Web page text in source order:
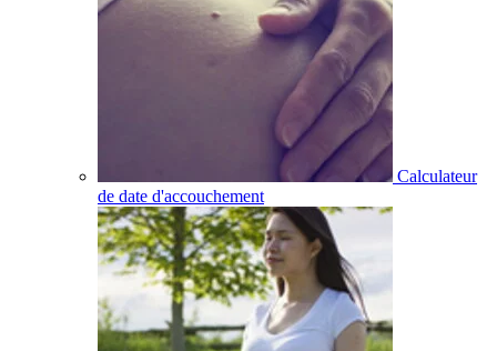
Calculateur
de date d'accouchement